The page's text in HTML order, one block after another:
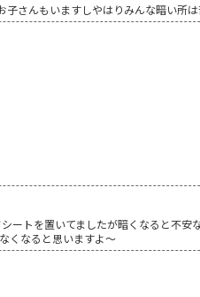
さんもいますしやはりみんな暗い所は
ートを置いてましたが暗くなると不
くなると思いますよ～